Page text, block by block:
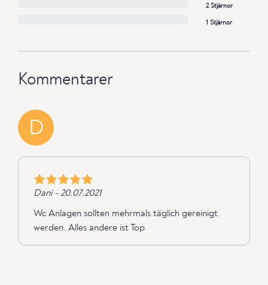
2 Stjärnor
1 Stjärnor
Kommentarer
D
Dani - 20.07.2021
Wc Anlagen sollten mehrmals täglich gereinigt
werden. Alles andere ist Top